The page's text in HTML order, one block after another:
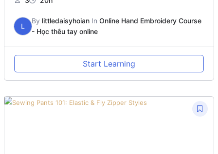
L
By littledaisyhoian InOnline Hand Embroidery Course
- Học thêu tay online
Start Learning